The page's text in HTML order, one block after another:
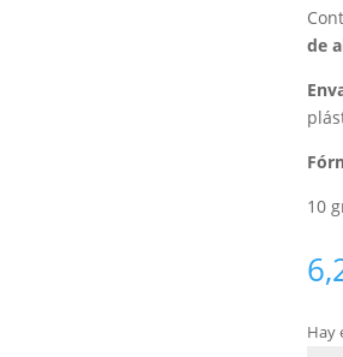
de
10
Hay